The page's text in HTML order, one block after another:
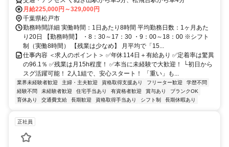
月給225,000円～329,000円
千葉県松戸市
勤務時間詳細 実働時間：1日あたり8時間 平均勤務日数：1ヶ月あた
り20日 【勤務時間】 ・8：30～17：30 ・9：00～18：00 ※シフト
制（実働8時間） 【残業は少なめ】 月平均で「15...
仕事内容 ＜求人のポイント＞ ✅年休114日＋有給あり ✅定着率は驚異
の96.1％ ✅残業は月15h程度！ ✅本当に未経験で大歓迎！ └初日から
スグ活躍可能！ 2人1組で、安心スタート！ 「重い」も...
業界未経験者歓迎 主婦・主夫歓迎 資格取得支援あり フリーター歓迎
学歴不問
経験不問
未経験者歓迎 住宅手当あり 有資格者歓迎 賞与あり
ブランクOK
育休あり
交通費支給 長期歓迎 資格取得手当あり シフト制 長期休暇あり
正社員